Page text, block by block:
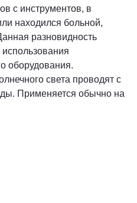
с инструментов, в
находился больной,
разновидность
оборудования.
света проводят с
Применяется обычно на